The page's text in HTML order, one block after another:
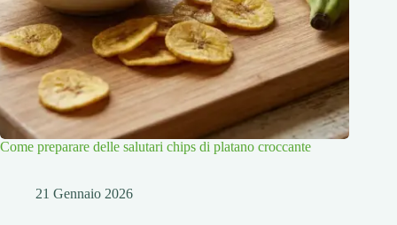
Come preparare delle salutari chips di platano croccante
21 Gennaio 2026